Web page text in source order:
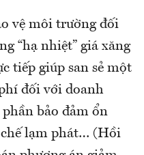
vệ môi trường đối
“hạ nhiệt” giá xăng
tiếp giúp san sẻ một
đối với doanh
bảo đảm ổn
lạm phát… (Hồi